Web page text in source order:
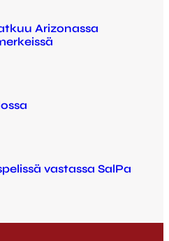
Arizonassa
vastassa SalPa